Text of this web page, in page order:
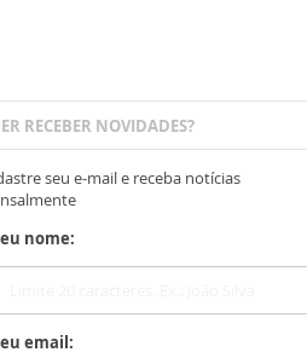
RECEBER NOVIDADES?
seu e-mail e receba notícias
nome:
email: